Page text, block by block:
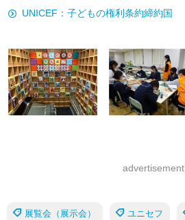
UNICEF：子どもの権利条約締約国
advertisement
展覧会（展示会） ユニセフ